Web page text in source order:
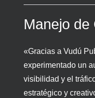
Manejo de
«Gracias a Vudú
experimentado un
visibilidad y el
estratégico y